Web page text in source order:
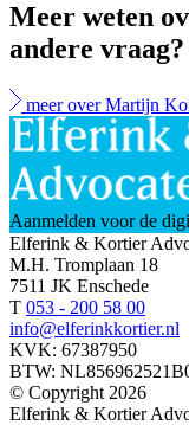
Meer weten
andere vraag?
meer over Martijn
Aanmelden voor de
Elferink & Kortier
M.H. Tromplaan 18
7511 JK Enschede
T 053 - 200 58 00
info@elferinkkortier.nl
KVK: 67387950
BTW:
© Copyright 2026
Elferink & Kortier